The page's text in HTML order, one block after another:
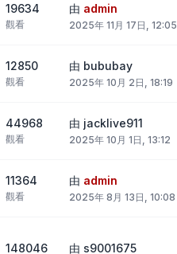
19634
觀看
由 admin
2025年 11月 17日, 12:05
12850
觀看
由 bububay
2025年 10月 2日, 18:19
44968
觀看
由 jacklive911
2025年 10月 1日, 13:12
11364
觀看
由 admin
2025年 8月 13日, 10:08
148046 由 s9001675